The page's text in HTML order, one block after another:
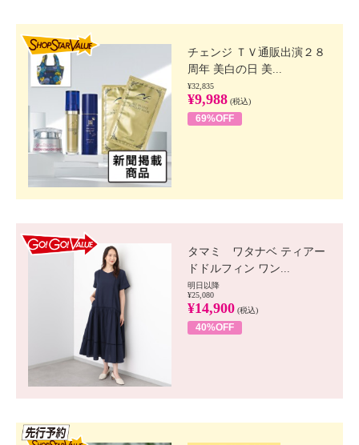
チェンジ ＴＶ通販出演２８
周年 美白の日 美...
¥32,835
¥9,988 (税込)
69%OFF
タマミ ワタナベ ティアー
ドドルフィン ワン...
明日以降
¥25,080
¥14,900 (税込)
40%OFF